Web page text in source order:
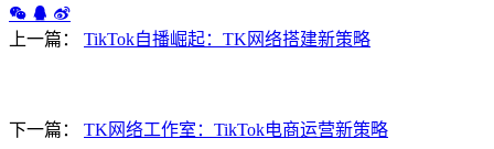
上一篇： TikTok自播崛起：TK网络搭建新策略
下一篇： TK网络工作室：TikTok电商运营新策略